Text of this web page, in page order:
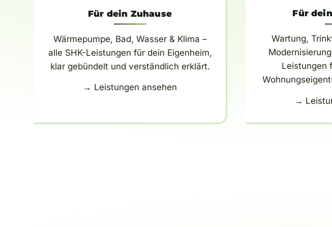
Für dein Zuhause
Wärmepumpe, Bad, Wasser & Klima –
alle SHK-Leistungen für dein Eigenheim,
klar gebündelt und verständlich erklärt.
→ Leistungen ansehen
Für
Wartung,
Leistungen
→